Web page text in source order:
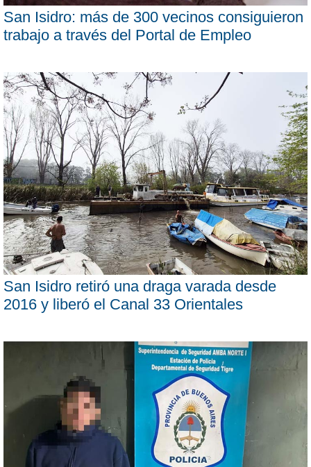
San Isidro: más de 300 vecinos consiguieron
trabajo a través del Portal de Empleo
San Isidro retiró una draga varada desde
2016 y liberó el Canal 33 Orientales